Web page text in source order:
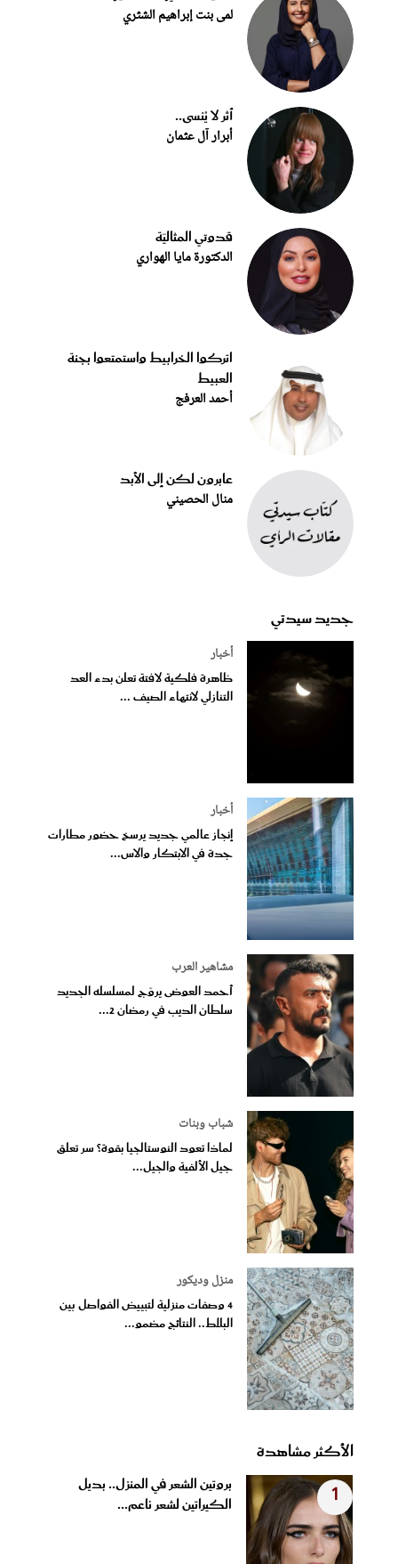
لمى بنت إبراهيم الشثري
أثر لا يُنسى..
أبرار آل عثمان
قدوتي المثاليّة
الدكتورة مايا الهواري
اتركوا الخرابيط واستمتعوا بجنة
العبيط
أحمد العرفج
عابرون لكن إلى الأبد
منال الحصيني
جديد سيدتي
أخبار
ظاهرة فلكية لافتة تعلن بدء العد
التنازلي لانتهاء الصيف ...
أخبار
إنجاز عالمي جديد يرسخ حضور مطارات
جدة في الابتكار والاس...
مشاهير العرب
أحمد العوضى يروّج لمسلسله الجديد
سلطان الديب في رمضان 2...
شباب وبنات
لماذا تعود النوستالجيا بقوة؟ سر تعلق
جيل الألفية والجيل...
منزل وديكور
4 وصفات منزلية لتبييض الفواصل بين
البلاط.. النتائج مضمو...
الأكثر مشاهدة
1
بروتين الشعر في المنزل.. بديل
الكيراتين لشعر ناعم...